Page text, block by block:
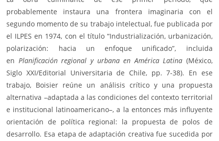
probablemente instaura una frontera imaginaria con el
segundo momento de su trabajo intelectual, fue publicada por
el ILPES en 1974, con el título “Industrialización, urbanización,
polarización: hacia un enfoque unificado”, incluida
en Planificación regional y urbana en América Latina (México,
Siglo XXI/Editorial Universitaria de Chile, pp. 7-38). En ese
trabajo, Boisier reúne un análisis crítico y una propuesta
alternativa –adaptada a las condiciones del contexto territorial
e institucional latinoamericano–, a la entonces más influyente
orientación de política regional: la propuesta de polos de
desarrollo. Esa etapa de adaptación creativa fue sucedida por